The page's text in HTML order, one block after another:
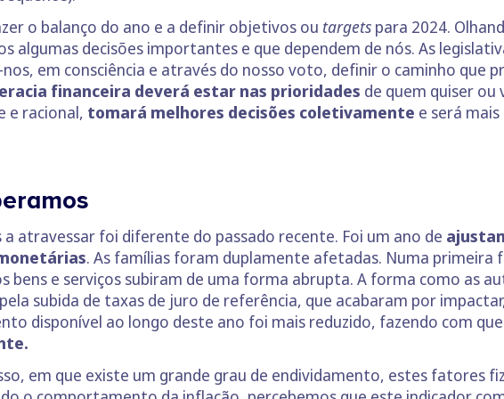
o balanço do ano e a definir objetivos ou targets para 2024.
algumas decisões importantes e que dependem de nós. As
em consciência e através do nosso voto, definir o caminho que
financeira deverá estar nas prioridades de quem quiser ou
e racional, tomará melhores decisões coletivamente e será
atravessar foi diferente do passado recente. Foi um ano de
. As famílias foram duplamente afetadas. Numa primeira
bens e serviços subiram de uma forma abrupta. A forma como as
subida de taxas de juro de referência, que acabaram por
disponível ao longo deste ano foi mais reduzido, fazendo com que
em que existe um grande grau de endividamento, estes fatores